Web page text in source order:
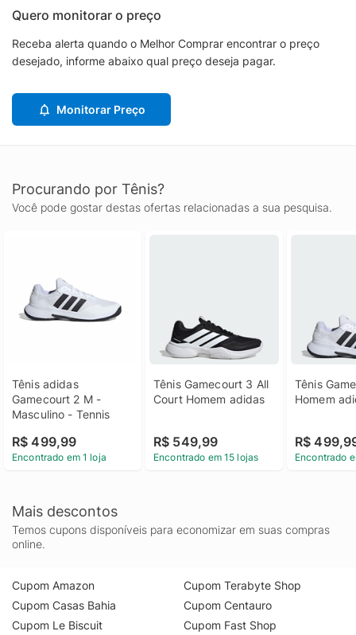
Quero monitorar o preço
Receba alerta quando o Melhor Comprar encontrar o preço
desejado, informe abaixo qual preço deseja pagar.
Monitorar Preço
Procurando por Tênis?
Você pode gostar destas ofertas relacionadas a sua pesquisa.
Tênis adidas
Gamecourt 2 M -
Masculino - Tennis
R$ 499,99
Encontrado em 1 loja
Tênis Gamecourt 3 All
Court Homem adidas
R$ 549,99
Encontrado em 15 lojas
Tênis
Homem
R$
Encontrado
Mais descontos
Temos cupons disponíveis para economizar em suas compras
online.
Cupom Amazon
Cupom Casas Bahia
Cupom Le Biscuit
Cupom Terabyte Shop
Cupom Centauro
Cupom Fast Shop